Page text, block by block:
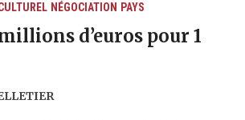
NÉGOCIATION PAYS
d’euros pour 1